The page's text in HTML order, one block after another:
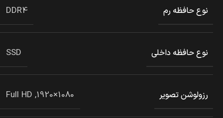
نوع حافظه رم DDR4
نوع حافظه داخلی SSD
رزولوشن تصویر 1080×1920, Full HD